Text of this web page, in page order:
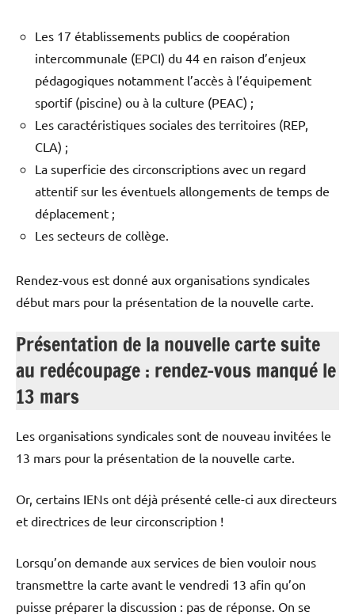
Les 17 établissements publics de coopération
intercommunale (EPCI) du 44 en raison d’enjeux
pédagogiques notamment l’accès à l’équipement
sportif (piscine) ou à la culture (PEAC) ;
Les caractéristiques sociales des territoires (REP,
CLA) ;
La superficie des circonscriptions avec un regard
attentif sur les éventuels allongements de temps de
déplacement ;
Les secteurs de collège.
Rendez-vous est donné aux organisations syndicales
début mars pour la présentation de la nouvelle carte.
Présentation de la nouvelle carte suite
au redécoupage : rendez-vous manqué le
13 mars
Les organisations syndicales sont de nouveau invitées le
13 mars pour la présentation de la nouvelle carte.
Or, certains IENs ont déjà présenté celle-ci aux directeurs
et directrices de leur circonscription !
Lorsqu’on demande aux services de bien vouloir nous
transmettre la carte avant le vendredi 13 afin qu’on
puisse préparer la discussion : pas de réponse. On se